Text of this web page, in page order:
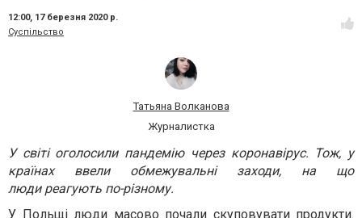
12:00, 17 березня 2020 р.
Суспільство
Татьяна Волканова
Журналистка
У світі оголосили пандемію через коронавірус. Тож, у
країнах ввели обмежувальні заходи, на що
люди реагують по-різному.
У Польщілюди масово почали скуповувати продукти.